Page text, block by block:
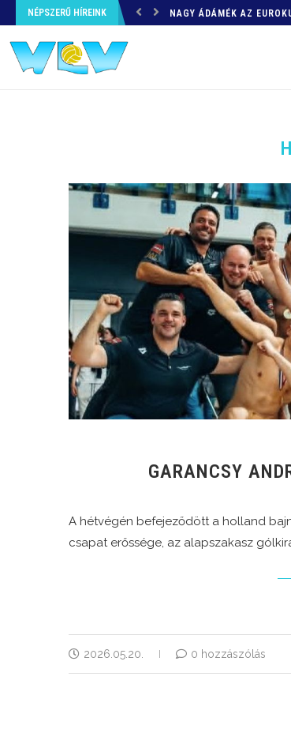
NÉPSZERŰ HÍREINK NAGY ÁDÁMÉK AZ
GARANCSY
A hétvégén befejeződött a holland
csapat erőssége, az alapszakasz
2026.05.20. 0 hozzászólás